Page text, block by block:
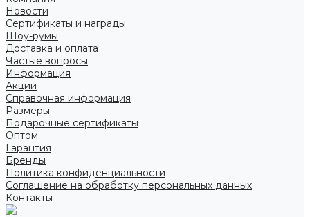
Новости
Сертификаты и награды
Шоу-румы
Доставка и оплата
Частые вопросы
Информация
Акции
Справочная информация
Размеры
Подарочные сертификаты
Оптом
Гарантия
Бренды
Политика конфиденциальности
Соглашение на обработку персональных данных
Контакты